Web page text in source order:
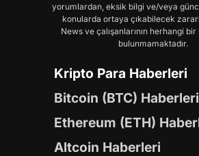
yorumlardan, eksik bilgi ve/veya
konularda ortaya çıkabilecek
News ve çalışanlarının herhangi
bulunmamaktadır.
Kripto Para Haberleri
Bitcoin (BTC) Haberleri
Ethereum (ETH)
Altcoin Haberleri